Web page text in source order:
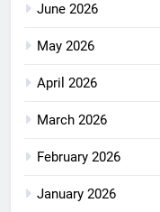
June 2026
May 2026
April 2026
March 2026
February 2026
January 2026